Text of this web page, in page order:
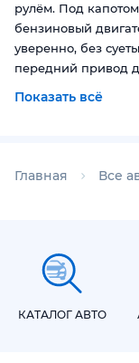
рулём. Под
бензиновый
уверенно, без
передний привод
уверенно, день за
с характером,
такой. Он даёт то
Показать всё
Главная Все
КАТАЛОГ АВТО